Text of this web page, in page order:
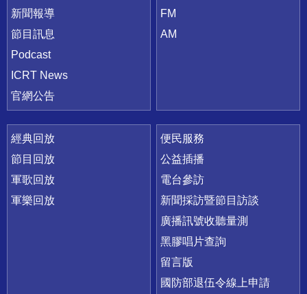
新聞報導
節目訊息
Podcast
ICRT News
官網公告
FM
AM
經典回放
節目回放
軍歌回放
軍樂回放
便民服務
公益插播
電台參訪
新聞採訪暨節目訪談
廣播訊號收聽量測
黑膠唱片查詢
留言版
國防部退伍令線上申請